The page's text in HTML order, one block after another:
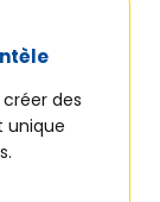
des
unique